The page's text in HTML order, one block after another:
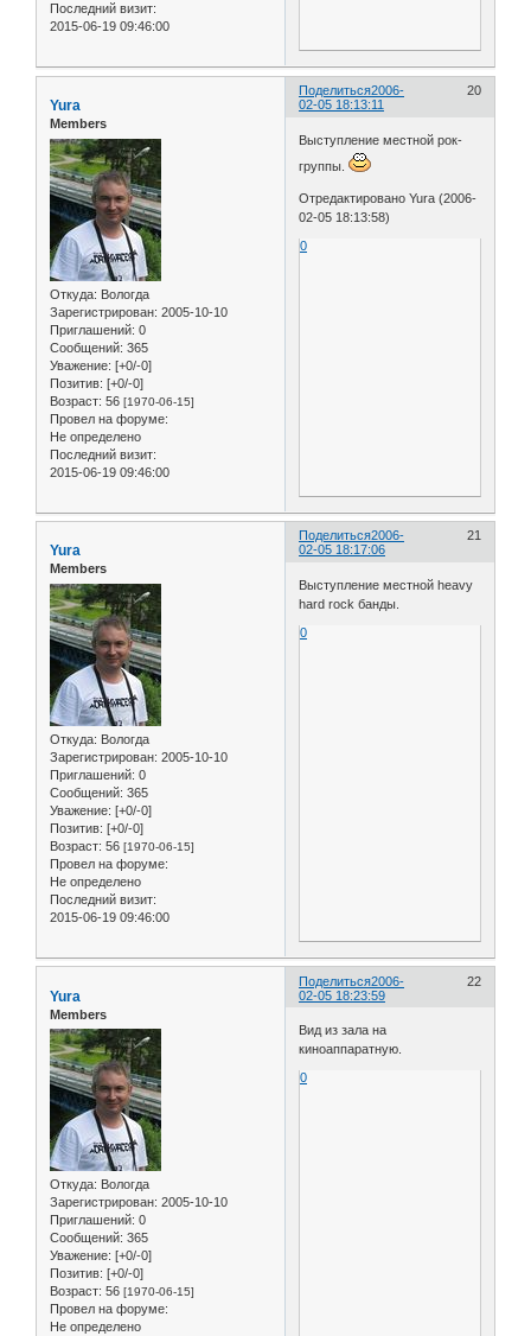
Последний визит:
2015-06-19 09:46:00
Поделиться 20
2006-
02-05 18:13:11
Yura
Members
Откуда: Вологда
Зарегистрирован: 2005-10-10
Приглашений: 0
Сообщений: 365
Уважение: [+0/-0]
Позитив: [+0/-0]
Возраст: 56 [1970-06-15]
Провел на форуме:
Не определено
Последний визит:
2015-06-19 09:46:00
Выступление местной рок-
группы.
Отредактировано Yura (2006-
02-05 18:13:58)
0
Поделиться 21
2006-
02-05 18:17:06
Yura
Members
Откуда: Вологда
Зарегистрирован: 2005-10-10
Приглашений: 0
Сообщений: 365
Уважение: [+0/-0]
Позитив: [+0/-0]
Возраст: 56 [1970-06-15]
Провел на форуме:
Не определено
Последний визит:
2015-06-19 09:46:00
Выступление местной heavy
hard rock банды.
0
Поделиться 22
2006-
02-05 18:23:59
Yura
Members
Откуда: Вологда
Зарегистрирован: 2005-10-10
Приглашений: 0
Сообщений: 365
Уважение: [+0/-0]
Позитив: [+0/-0]
Возраст: 56 [1970-06-15]
Провел на форуме:
Не определено
Вид из зала на
киноаппаратную.
0